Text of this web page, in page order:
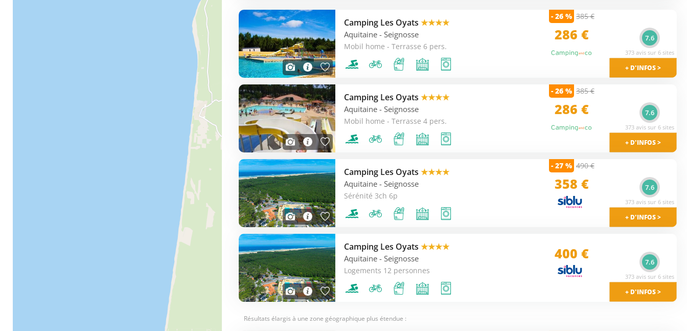
Camping Les Oyats★★★★
Aquitaine - Seignosse
Mobil home - Terrasse 6 pers.
- 26 % 385 €
286 €
+ D'INFOS >
7.6
373 avis sur 6 sites
Camping Les Oyats★★★★
Aquitaine - Seignosse
Mobil home - Terrasse 4 pers.
- 26 % 385 €
286 €
+ D'INFOS >
7.6
373 avis sur 6 sites
Camping Les Oyats★★★★
Aquitaine - Seignosse
Sérénité 3ch 6p
- 27 % 490 €
358 €
+ D'INFOS >
7.6
373 avis sur 6 sites
Camping Les Oyats★★★★
Aquitaine - Seignosse
Logements 12 personnes
400 €
+ D'INFOS >
7.6
373 avis sur 6 sites
Résultats élargis à une zone géographique plus étendue :